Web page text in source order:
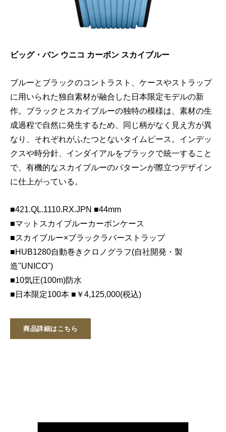
ビッグ・バン ウニコ カーボン スカイブルー
ブルーとブラックのコントラスト、ケースやストラップ
に用いられた独自素材が融合した日本限定モデルの新
作。ブラックとスカイブルーの独特の模様は、素材の生
成過程で自然に発生するため、同じ柄がなく見え方が異
なり、それぞれがふたつとないタイムピース。インデッ
クスや時分針、インダイアルをブラックで統一すること
で、有機的なスカイブルーのパターンが際立つデザイン
に仕上がっている。
■421.QL.1110.RX.JPN ■44mm
■マットスカイブルーカーボンケース
■スカイブルー×ブラックラバーストラップ
■HUB1280自動巻きクロノグラフ(自社開発・製
造"UNICO")
■10気圧(100m)防水
■日本限定100本 ■￥4,125,000(税込)
商品詳細はこちら